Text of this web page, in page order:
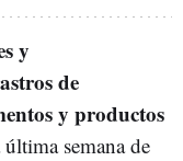
y
de
y productos
semana de